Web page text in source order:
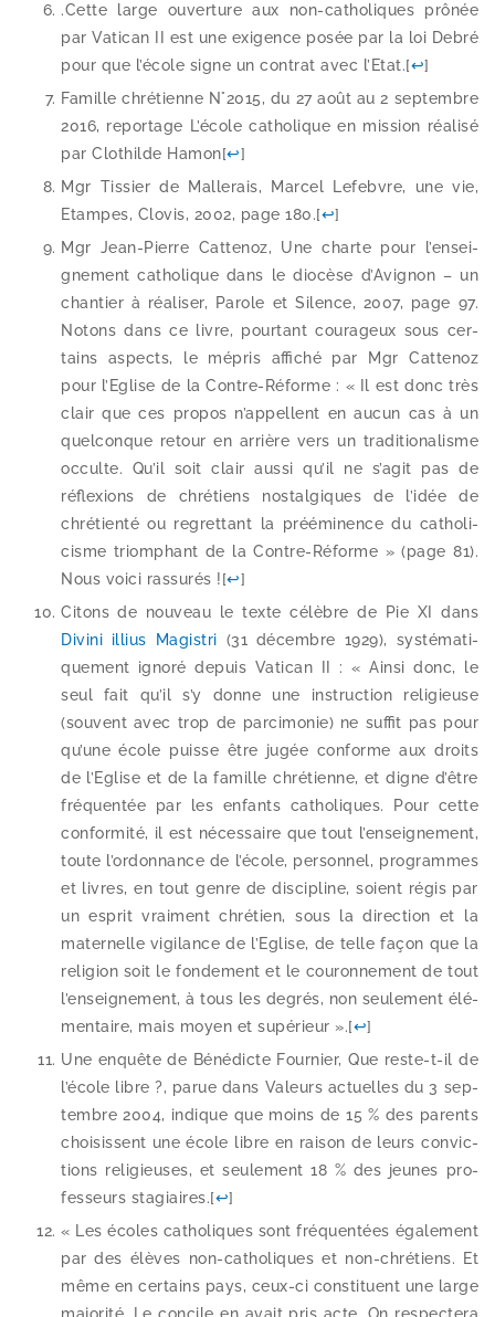
.Cette large ouver­ture aux non-​catholiques prô­née
par Vatican II est une exi­gence posée par la loi Debré
pour que l’é­cole signe un contrat avec l’Etat.[↩]
Famille chré­tienne N°2015, du 27 août au 2 sep­tembre
2016, repor­tage L’école catho­lique en mis­sion réa­li­sé
par Clothilde Hamon[↩]
Mgr Tissier de Mallerais, Marcel Lefebvre, une vie,
Etampes, Clovis, 2002, page 180.[↩]
Mgr Jean-​Pierre Cattenoz, Une charte pour l’en­sei­
gne­ment catho­lique dans le dio­cèse d’Avignon – un
chan­tier à réa­li­ser, Parole et Silence, 2007, page 97.
Notons dans ce livre, pour­tant cou­ra­geux sous cer­
tains aspects, le mépris affi­ché par Mgr Cattenoz
pour l’Eglise de la Contre-​Réforme : « Il est donc très
clair que ces pro­pos n’ap­pellent en aucun cas à un
quel­conque retour en arrière vers un tra­di­tio­na­lisme
occulte. Qu’il soit clair aus­si qu’il ne s’a­git pas de
réflexions de chré­tiens nos­tal­giques de l’i­dée de
chré­tien­té ou regret­tant la pré­émi­nence du catho­li­
cisme triom­phant de la Contre-​Réforme » (page 81).
Nous voi­ci ras­su­rés ![↩]
Citons de nou­veau le texte célèbre de Pie XI dans
Divini illius Magistri (31 décembre 1929), sys­té­ma­ti­
que­ment igno­ré depuis Vatican II : « Ainsi donc, le
seul fait qu’il s’y donne une ins­truc­tion reli­gieuse
(sou­vent avec trop de par­ci­mo­nie) ne suf­fit pas pour
qu’une école puisse être jugée conforme aux droits
de l’Eglise et de la famille chré­tienne, et digne d’être
fré­quen­tée par les enfants catho­liques. Pour cette
confor­mi­té, il est néces­saire que tout l’en­sei­gne­ment,
toute l’or­don­nance de l’é­cole, per­son­nel, pro­grammes
et livres, en tout genre de dis­ci­pline, soient régis par
un esprit vrai­ment chré­tien, sous la direc­tion et la
mater­nelle vigi­lance de l’Eglise, de telle façon que la
reli­gion soit le fon­de­ment et le cou­ron­ne­ment de tout
l’en­sei­gne­ment, à tous les degrés, non seule­ment élé­
men­taire, mais moyen et supé­rieur ».[↩]
Une enquête de Bénédicte Fournier, Que reste-​t-​il de
l’é­cole libre ?, parue dans Valeurs actuelles du 3 sep­
tembre 2004, indique que moins de 15 % des parents
choi­sissent une école libre en rai­son de leurs convic­
tions reli­gieuses, et seule­ment 18 % des jeunes pro­
fes­seurs sta­giaires.[↩]
« Les écoles catho­liques sont fré­quen­tées éga­le­ment
par des élèves non-​catholiques et non-​chrétiens. Et
même en cer­tains pays, ceux-​ci consti­tuent une large